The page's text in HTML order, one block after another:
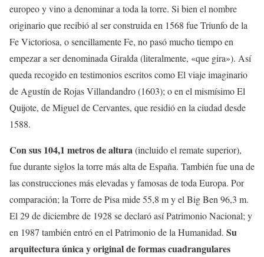
europeo y vino a denominar a toda la torre. Si bien el nombre
originario que recibió al ser construida en 1568 fue Triunfo de la
Fe Victoriosa, o sencillamente Fe, no pasó mucho tiempo en
empezar a ser denominada Giralda (literalmente, «que gira»). Así
queda recogido en testimonios escritos como El viaje imaginario
de Agustín de Rojas Villandandro (1603); o en el mismísimo El
Quijote, de Miguel de Cervantes, que residió en la ciudad desde
1588.
Con sus 104,1 metros de altura(incluido el remate superior),
fue durante siglos la torre más alta de España. También fue una de
las construcciones más elevadas y famosas de toda Europa. Por
comparación; la Torre de Pisa mide 55,8 m y el Big Ben 96,3 m.
El 29 de diciembre de 1928 se declaró así Patrimonio Nacional; y
en 1987 también entró en el Patrimonio de la Humanidad. Su
arquitectura única y original de formas cuadrangulares